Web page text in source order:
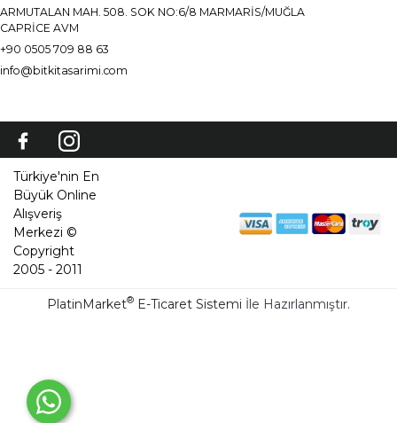
ARMUTALAN MAH. 508. SOK NO:6/8 MARMARİS/MUĞLA
CAPRİCE AVM
+90 0505 709 88 63
info@bitkitasarimi.com
Türkiye'nin En
Büyük Online
Alışveriş
Merkezi ©
Copyright
2005 - 2011
PlatinMarket® E-Ticaret Sistemi İle Hazırlanmıştır.